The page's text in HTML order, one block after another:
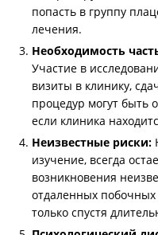
попасть в группу
лечения.
Необходимость
Участие в
визиты в клинику,
процедур могут быть
если клиника
Неизвестные риски:
изучение, всегда
возникновения
отдаленных побочных
только спустя